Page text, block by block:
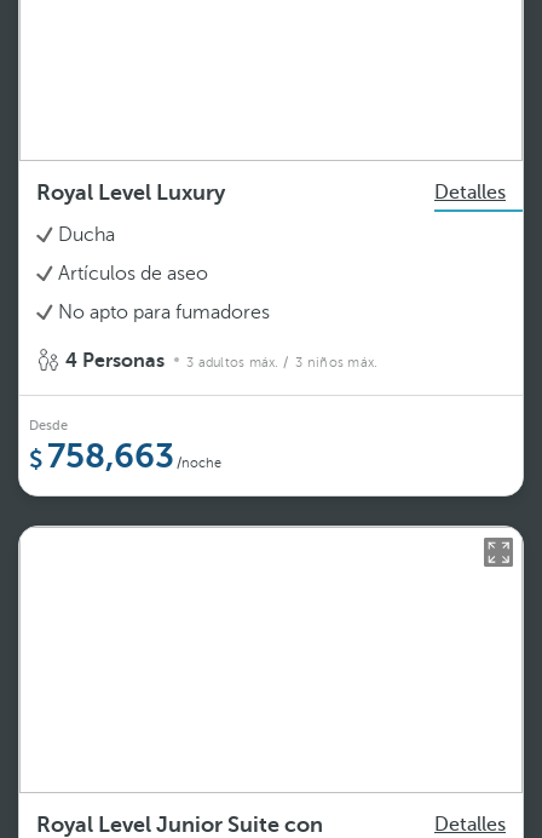
Royal Level Luxury
Detalles
Ducha
Artículos de aseo
No apto para fumadores
4 Personas 3 adultos máx. / 3 niños máx.
Desde
758,663 /noche
Royal Level Junior Suite con
Detalles